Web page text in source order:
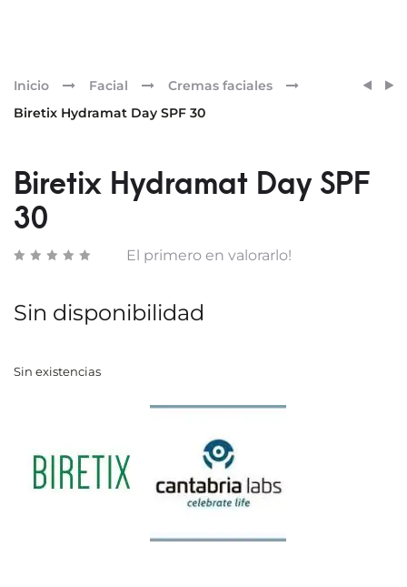
Inicio Facial
Cremas faciales
Biretix Hydramat Day SPF 30
Biretix Hydramat Day SPF
30
El primero en valorarlo!
Sin disponibilidad
Sin existencias